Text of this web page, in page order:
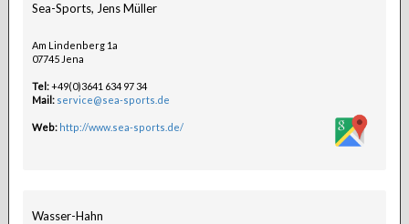
Sea-Sports, Jens Müller
Am Lindenberg 1a
07745 Jena
Tel:+49(0)3641 634 97 34
Mail: service@sea-sports.de
Web: http://www.sea-sports.de/
Wasser-Hahn